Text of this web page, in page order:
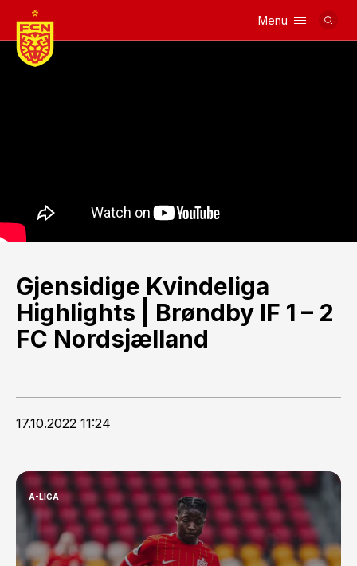
Menu
Gjensidige Kvindeliga
Highlights | Brøndby IF 1 – 2
FC Nordsjælland
17.10.2022 11:24
A-LIGA